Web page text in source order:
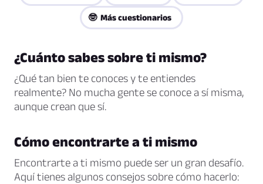
🤓 Más cuestionarios
¿Cuánto sabes sobre ti mismo?
¿Qué tan bien te conoces y te entiendes
realmente? No mucha gente se conoce a sí misma,
aunque crean que sí.
Cómo encontrarte a ti mismo
Encontrarte a ti mismo puede ser un gran desafío.
Aquí tienes algunos consejos sobre cómo hacerlo: